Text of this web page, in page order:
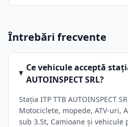
Întrebări frecvente
Ce vehicule acceptă
AUTOINSPECT SRL?
Stația ITP TTB AUTOINSPECT
Motociclete, mopede, ATV-uri,
sub 3.5t, Camioane și vehicule